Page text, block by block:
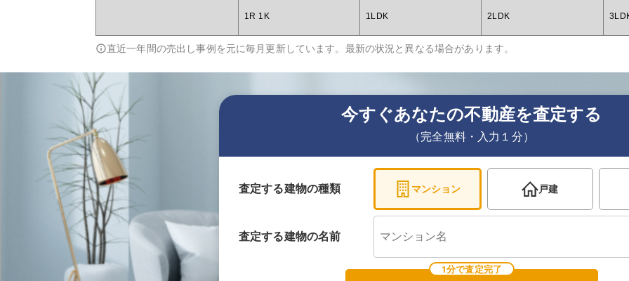
1R 1K 1LDK 2LDK
直近一年間の売出し事例を元に毎月更新しています。最新の状況と異なる場合があります。
今すぐあなたの不動産を査定する
（完全無料・入力１分）
査定する建物の種類 マンション 戸建
査定する建物の名前
1分で査定完了